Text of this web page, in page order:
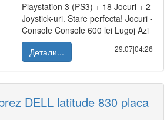
Playstation 3 (PS3) + 18 Jocuri + 2
Joystick-uri. Stare perfecta! Jocuri -
Console Console 600 lei Lugoj Azi
Детали...
29.07|04:26
DELL latitude 830 placa